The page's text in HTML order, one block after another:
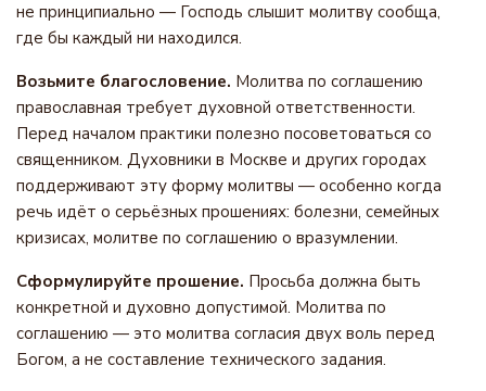
не принципиально — Господь слышит молитву сообща,
где бы каждый ни находился.
Возьмите благословение. Молитва по соглашению
православная требует духовной ответственности.
Перед началом практики полезно посоветоваться со
священником. Духовники в Москве и других городах
поддерживают эту форму молитвы — особенно когда
речь идёт о серьёзных прошениях: болезни, семейных
кризисах, молитве по соглашению о вразумлении.
Сформулируйте прошение. Просьба должна быть
конкретной и духовно допустимой. Молитва по
соглашению — это молитва согласия двух воль перед
Богом, а не составление технического задания.